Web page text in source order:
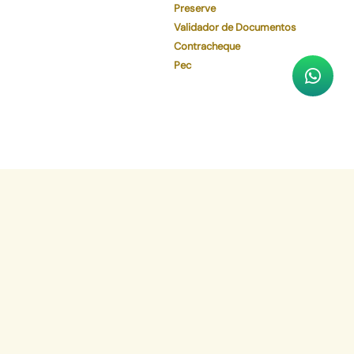
Preserve
Validador de Documentos
Contracheque
Pec